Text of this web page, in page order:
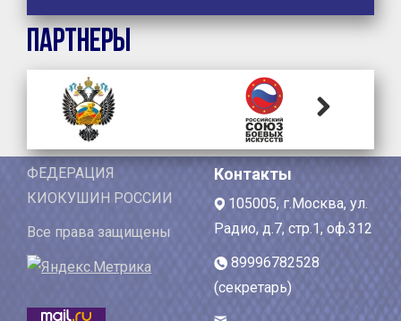
Партнеры
Previous
ФЕДЕРАЦИЯ
КИОКУШИН РОССИИ
Все права защищены
Контакты
105005, г.Москва, ул.
Радио, д.7, стр.1, оф.312
89996782528
(секретарь)